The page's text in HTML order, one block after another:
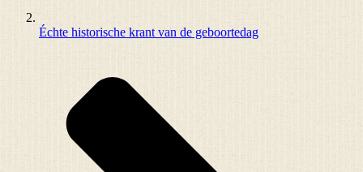
Échte historische krant van de geboortedag